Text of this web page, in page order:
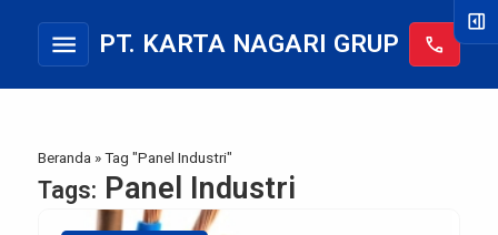
menu PT. KARTA NAGARI GRUP call
Beranda »Tag "Panel Industri"
Tags: Panel Industri
right_panel_open